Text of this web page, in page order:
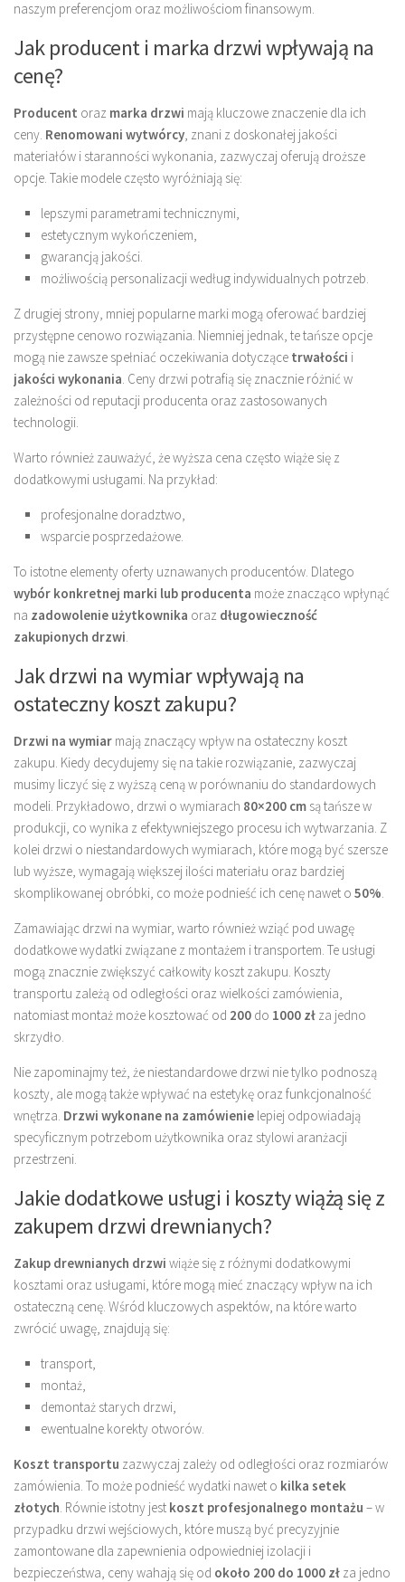
naszym preferencjom oraz możliwościom finansowym.
Jak producent i marka drzwi wpływają na
cenę?
Producent oraz marka drzwi mają kluczowe znaczenie dla ich
ceny. Renomowani wytwórcy , znani z doskonałej jakości
materiałów i staranności wykonania, zazwyczaj oferują droższe
opcje. Takie modele często wyróżniają się:
lepszymi parametrami technicznymi,
estetycznym wykończeniem,
gwarancją jakości.
możliwością personalizacji według indywidualnych potrzeb.
Z drugiej strony, mniej popularne marki mogą oferować bardziej
przystępne cenowo rozwiązania. Niemniej jednak, te tańsze opcje
mogą nie zawsze spełniać oczekiwania dotyczące trwałości i
jakości wykonania . Ceny drzwi potrafią się znacznie różnić w
zależności od reputacji producenta oraz zastosowanych
technologii.
Warto również zauważyć, że wyższa cena często wiąże się z
dodatkowymi usługami. Na przykład:
profesjonalne doradztwo,
wsparcie posprzedażowe.
To istotne elementy oferty uznawanych producentów. Dlatego
wybór konkretnej marki lub producenta może znacząco wpłynąć
na zadowolenie użytkownika oraz długowieczność
zakupionych drzwi
Jak drzwi na wymiar wpływają na
ostateczny koszt zakupu?
Drzwi na wymiar mają znaczący wpływ na ostateczny koszt
zakupu. Kiedy decydujemy się na takie rozwiązanie, zazwyczaj
musimy liczyć się z wyższą ceną w porównaniu do standardowych
modeli. Przykładowo, drzwi o wymiarach 80×200 cm są tańsze w
produkcji, co wynika z efektywniejszego procesu ich wytwarzania. Z
kolei drzwi o niestandardowych wymiarach, które mogą być szersze
lub wyższe, wymagają większej ilości materiału oraz bardziej
skomplikowanej obróbki, co może podnieść ich cenę nawet o 50%
Zamawiając drzwi na wymiar, warto również wziąć pod uwagę
dodatkowe wydatki związane z montażem i transportem. Te usługi
mogą znacznie zwiększyć całkowity koszt zakupu. Koszty
transportu zależą od odległości oraz wielkości zamówienia,
natomiast montaż może kosztować od 200 do 1000 zł za jedno
skrzydło.
Nie zapominajmy też, że niestandardowe drzwi nie tylko podnoszą
koszty, ale mogą także wpływać na estetykę oraz funkcjonalność
wnętrza. Drzwi wykonane na zamówienie lepiej odpowiadają
specyficznym potrzebom użytkownika oraz stylowi aranżacji
przestrzeni.
Jakie dodatkowe usługi i koszty wiążą się z
zakupem drzwi drewnianych?
Zakup drewnianych drzwi wiąże się z różnymi dodatkowymi
kosztami oraz usługami, które mogą mieć znaczący wpływ na ich
ostateczną cenę. Wśród kluczowych aspektów, na które warto
zwrócić uwagę, znajdują się:
transport,
montaż,
demontaż starych drzwi,
ewentualne korekty otworów.
Koszt transportu zazwyczaj zależy od odległości oraz rozmiarów
zamówienia. To może podnieść wydatki nawet o kilka setek
złotych . Równie istotny jest koszt profesjonalnego montażu – w
przypadku drzwi wejściowych, które muszą być precyzyjnie
zamontowane dla zapewnienia odpowiedniej izolacji i
bezpieczeństwa, ceny wahają się od około 200 do 1000 zł za jedno